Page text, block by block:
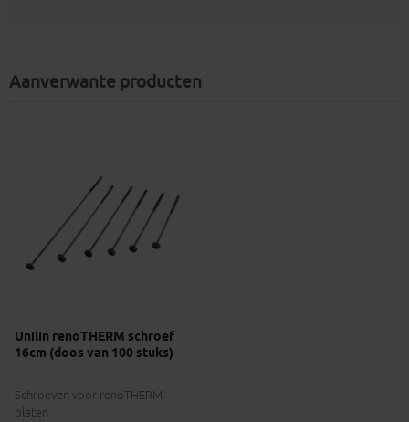
Aanverwante producten
Unilin renoTHERM schroef
16cm (doos van 100 stuks)
Schroeven voor renoTHERM
platen